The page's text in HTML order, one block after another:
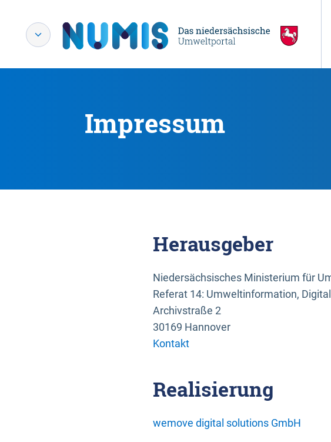
Impressum
Herausgeber
Niedersächsisches Ministerium für
Referat 14: Umweltinformation,
Archivstraße 2
30169 Hannover
Kontakt
Realisierung
wemove digital solutions GmbH